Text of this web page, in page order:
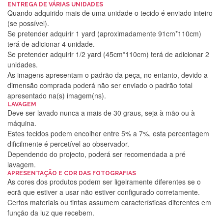
ENTREGA DE VÁRIAS UNIDADES
Quando adquirido mais de uma unidade o tecido é enviado inteiro
(se possível).
Se pretender adquirir 1 yard (aproximadamente 91cm*110cm)
terá de adicionar 4 unidade.
Se pretender adquirir 1/2 yard (45cm*110cm) terá de adicionar 2
unidades.
As imagens apresentam o padrão da peça, no entanto, devido a
dimensão comprada poderá não ser enviado o padrão total
apresentado na(s) imagem(ns).
LAVAGEM
Deve ser lavado nunca a mais de 30 graus, seja à mão ou à
máquina.
Estes tecidos podem encolher entre 5% a 7%, esta percentagem
dificilmente é percetível ao observador.
Dependendo do projecto, poderá ser recomendada a pré
lavagem.
APRESENTAÇÃO E COR DAS FOTOGRAFIAS
As cores dos produtos podem ser ligeiramente diferentes se o
ecrã que estiver a usar não estiver configurado corretamente.
Certos materiais ou tintas assumem características diferentes em
função da luz que recebem.
Silvia Lopes
Encomenda direitinha. Rapidez e segurança. Volto a
encomendar.